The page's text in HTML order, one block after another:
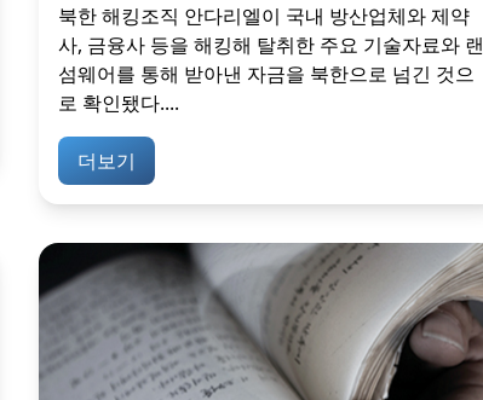
북한 해킹조직 안다리엘이 국내 방산업체와 제약
사, 금융사 등을 해킹해 탈취한 주요 기술자료와 랜
섬웨어를 통해 받아낸 자금을 북한으로 넘긴 것으
로 확인됐다....
더보기